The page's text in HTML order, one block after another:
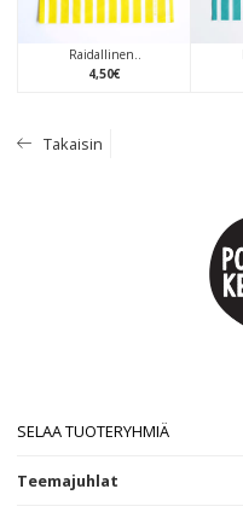
Raidallinen..
4,50€
Takaisin
SELAA TUOTERYHMIÄ
Teemajuhlat